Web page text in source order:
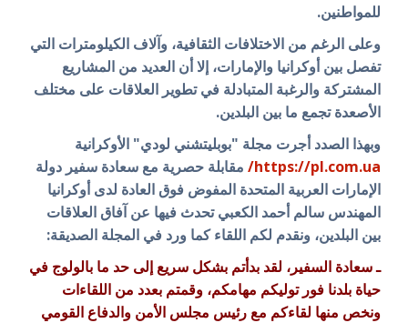
للمواطنين.
وعلى الرغم من الاختلافات الثقافية، وآلاف الكيلومترات التي
تفصل بين أوكرانيا والإمارات، إلا أن العديد من المشاريع
المشتركة والرغبة المتبادلة في تطوير العلاقات على مختلف
الأصعدة تجمع ما بين البلدين.
وبهذا الصدد أجرت مجلة "بوبليتشني لودي" الأوكرانية
https://pl.com.ua/ مقابلة حصرية مع سعادة سفير دولة
الإمارات العربية المتحدة المفوض فوق العادة لدى أوكرانيا
المهندس سالم أحمد الكعبي تحدث فيها عن آفاق العلاقات
بين البلدين، ونقدم لكم اللقاء كما ورد في المجلة الصديقة:
ـ سعادة السفير، لقد بدأتم بشكل سريع إلى حد ما بالولوج في
حياة بلدنا فور توليكم مهامكم، وقمتم بعدد من اللقاءات
ونخص منها لقاءكم مع رئيس مجلس الأمن والدفاع القومي